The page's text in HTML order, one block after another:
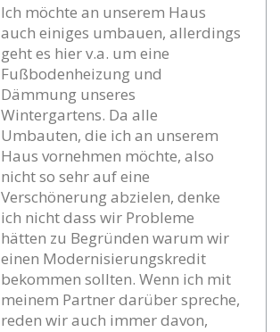
Ich möchte an unserem Haus
auch einiges umbauen, allerdings
geht es hier v.a. um eine
Fußbodenheizung und
Dämmung unseres
Wintergartens. Da alle
Umbauten, die ich an unserem
Haus vornehmen möchte, also
nicht so sehr auf eine
Verschönerung abzielen, denke
ich nicht dass wir Probleme
hätten zu Begründen warum wir
einen Modernisierungskredit
bekommen sollten. Wenn ich mit
meinem Partner darüber spreche,
reden wir auch immer davon,